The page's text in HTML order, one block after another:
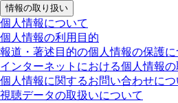
情報の取り扱い
個人情報について
個人情報の利用目的
報道・著述目的の個人情報の保護に
インターネットにおける個人情報
個人情報に関するお問い合わせにつ
視聴データの取扱いについて